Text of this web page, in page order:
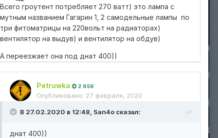
Всего гроутент потребляет 270 ватт) это лампа с
мутным названием Гагарин 1, 2 самодельные лампы по
три фитоматрицы на 220вольт на радиаторах)
вентилятор на выдув) и вентилятор на обдув)
А переезжает она под днат 400))
Petruwka 2 656
Опубликовано: 27 февраля, 2020
В 27.02.2020 в 12:48, San4o сказал:
днат 400))